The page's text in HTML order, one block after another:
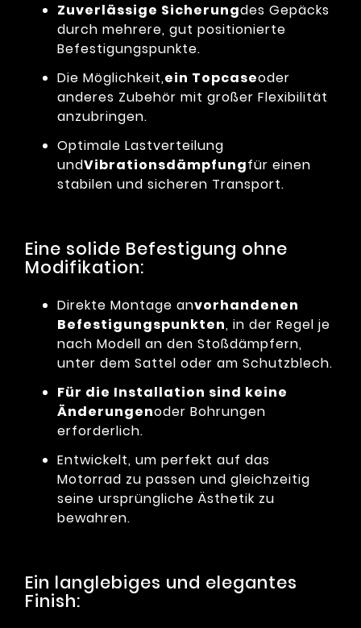
Zuverlässige Sicherungdes Gepäcks
durch mehrere, gut positionierte
Befestigungspunkte.
Die Möglichkeit,ein Topcaseoder
anderes Zubehör mit großer Flexibilität
anzubringen.
Optimale Lastverteilung
undVibrationsdämpfungfür einen
stabilen und sicheren Transport.
Eine solide Befestigung ohne
Modifikation:
Direkte Montage anvorhandenen
Befestigungspunkten, in der Regel je
nach Modell an den Stoßdämpfern,
unter dem Sattel oder am Schutzblech.
Für die Installation sind keine
Änderungenoder Bohrungen
erforderlich.
Entwickelt, um perfekt auf das
Motorrad zu passen und gleichzeitig
seine ursprüngliche Ästhetik zu
bewahren.
Ein langlebiges und elegantes
Finish: